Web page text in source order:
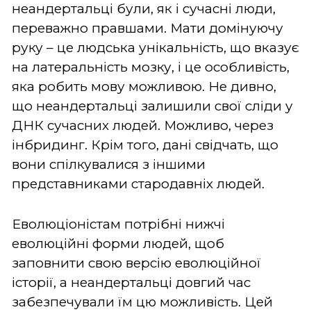
неандертальці були, як і сучасні люди,
переважно правшами. Мати домінуючу
руку – це людська унікальність, що вказує
на латеральність мозку, і це особливість,
яка робить мову можливою. Не дивно,
що неандертальці залишили свої сліди у
ДНК сучасних людей. Можливо, через
інбридинг. Крім того, дані свідчать, що
вони спілкувалися з іншими
представниками стародавніх людей.
Еволюціоністам потрібні нижчі
еволюційні форми людей, щоб
заповнити свою версію еволюційної
історії, а неандертальці довгий час
забезпечували їм цю можливість. Цей